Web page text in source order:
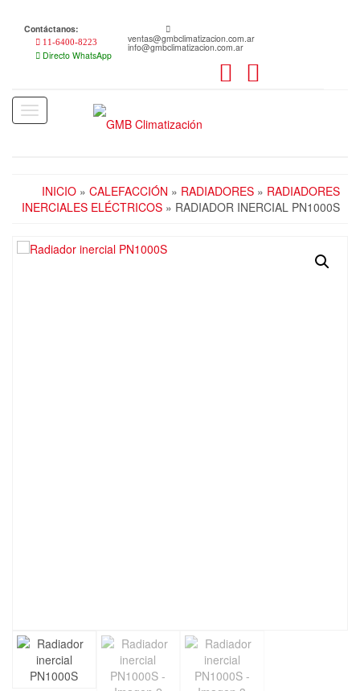
content
Contáctanos:
11-6400-8223
Directo WhatsApp
ventas@gmbclimatizacion.com.ar
info@gmbclimatizacion.com.ar
Toggle
navigation
INICIO » CALEFACCIÓN » RADIADORES » RADIADORES
INERCIALES ELÉCTRICOS » RADIADOR INERCIAL PN1000S